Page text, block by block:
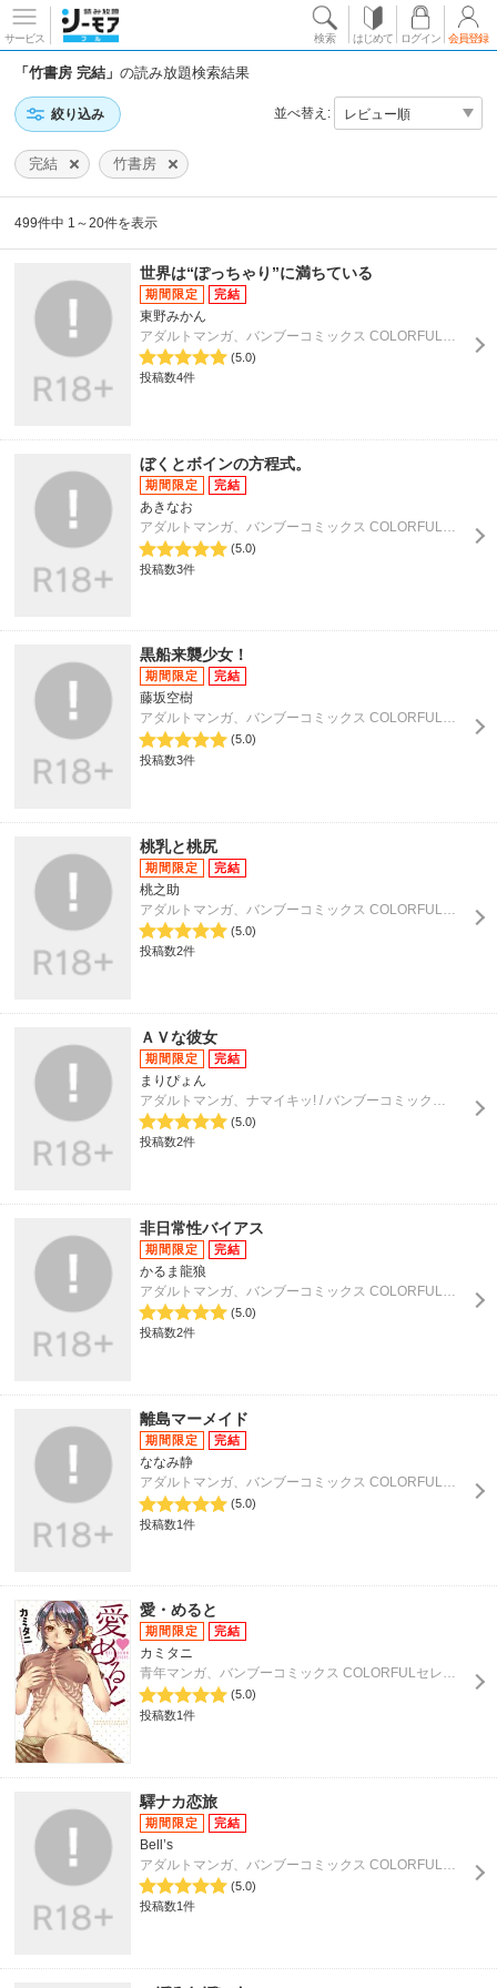
サービス 検索 はじめて ログイン 会員登録
「竹書房 完結」の読み放題検索結果
絞り込み 並べ替え:
完結 竹書房
499件中 1～20件を表示
世界は“ぽっちゃり”に満ちている
東野みかん
アダルトマンガ、バンブーコミックス COLORFULセレクト
(5.0)
投稿数4件
ぼくとボインの方程式。
あきなお
アダルトマンガ、バンブーコミックス COLORFULセレクト
(5.0)
投稿数3件
黒船来襲少女！
藤坂空樹
アダルトマンガ、バンブーコミックス COLORFULセレクト
(5.0)
投稿数3件
桃乳と桃尻
桃之助
(5.0)
投稿数2件
ＡＶな彼女
まりぴょん
アダルトマンガ、ナマイキッ! / バンブーコミックス COLORFULセレクト
(5.0)
投稿数2件
非日常性バイアス
かるま龍狼
アダルトマンガ、バンブーコミックス COLORFULセレクト / ビタマン
(5.0)
投稿数2件
離島マーメイド
ななみ静
アダルトマンガ、バンブーコミックス COLORFULセレクト
(5.0)
投稿数1件
愛・めると
カミタニ
青年マンガ、バンブーコミックス COLORFULセレクト
(5.0)
投稿数1件
驛ナカ恋旅
Bell’s
アダルトマンガ、バンブーコミックス COLORFULセレクト
(5.0)
投稿数1件